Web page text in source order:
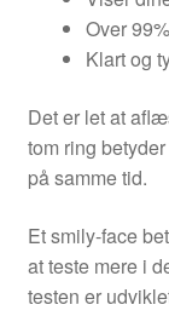
Over
Klart og
Det er let at
tom ring
på samme tid.
Et smily-face
at teste mere i
testen er